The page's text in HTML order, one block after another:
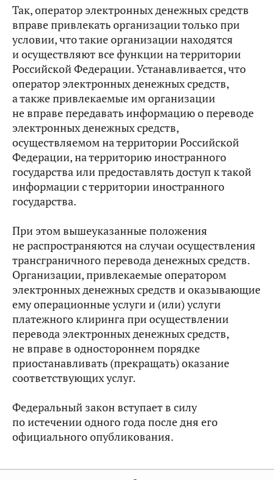
Так, оператор электронных денежных средств
вправе привлекать организации только при
условии, что такие организации находятся
и осуществляют все функции на территории
Российской Федерации. Устанавливается, что
оператор электронных денежных средств,
а также привлекаемые им организации
не вправе передавать информацию о переводе
электронных денежных средств,
осуществляемом на территории Российской
Федерации, на территорию иностранного
государства или предоставлять доступ к такой
информации с территории иностранного
государства.
При этом вышеуказанные положения
не распространяются на случаи осуществления
трансграничного перевода денежных средств.
Организации, привлекаемые оператором
электронных денежных средств и оказывающие
ему операционные услуги и (или) услуги
платежного клиринга при осуществлении
перевода электронных денежных средств,
не вправе в одностороннем порядке
приостанавливать (прекращать) оказание
соответствующих услуг.
Федеральный закон вступает в силу
по истечении одного года после дня его
официального опубликования.